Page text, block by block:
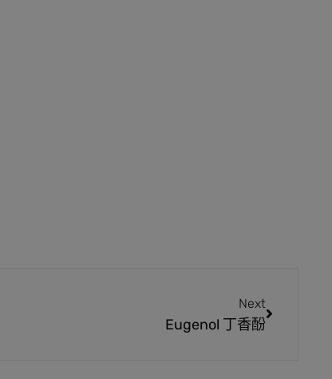
Next
Eugenol 丁香酚